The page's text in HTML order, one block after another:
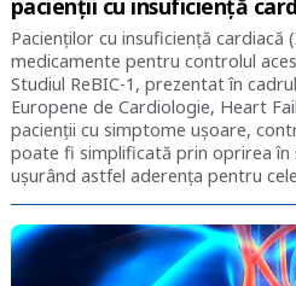
pacienții cu insuficiență
Pacienților cu insuficiență cardiacă
medicamente pentru controlul
Studiul ReBIC-1, prezentat în
Europene de Cardiologie, Heart
pacienții cu simptome ușoare,
poate fi simplificată prin oprirea în
ușurând astfel aderența pentru